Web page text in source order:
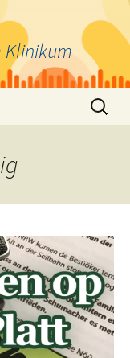
Klinikum
Suchen
nach: